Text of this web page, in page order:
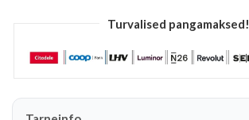
Turvalised pangamaksed!